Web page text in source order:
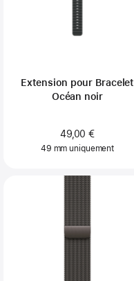
Extension pour Bracelet
Océan noir
49,00 €
49 mm uniquement